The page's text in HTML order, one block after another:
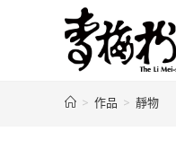
> 作品 > 靜物